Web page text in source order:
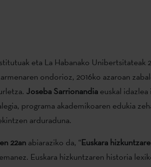
eta La Habanako Unibertsitateak
ondorioz, 2016ko azaroan
Joseba Sarrionandiaeuskal idazlea
programa akademikoaren edukia
arduraduna.
22anabiaraziko da, “Euskara
Euskara hizkuntzaren historia